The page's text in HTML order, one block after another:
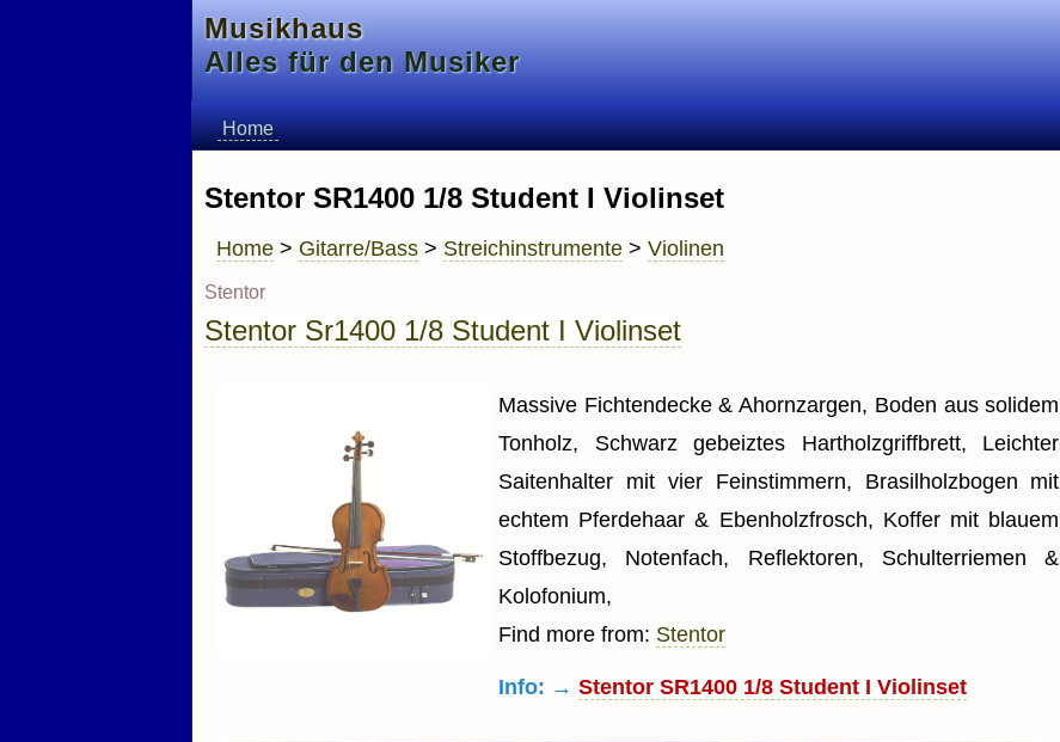
Musikhaus
Alles für den Musiker
Home
Stentor SR1400 1/8 Student I Violinset
Home > Gitarre/Bass > Streichinstrumente > Violinen
Stentor
Stentor Sr1400 1/8 Student I Violinset
Massive Fichtendecke & Ahornzargen, Boden aus solidem
Tonholz, Schwarz gebeiztes Hartholzgriffbrett, Leichter
Saitenhalter mit vier Feinstimmern, Brasilholzbogen mit
echtem Pferdehaar & Ebenholzfrosch, Koffer mit blauem
Stoffbezug, Notenfach, Reflektoren, Schulterriemen &
Kolofonium,
Find more from: Stentor
Info: → Stentor SR1400 1/8 Student I Violinset